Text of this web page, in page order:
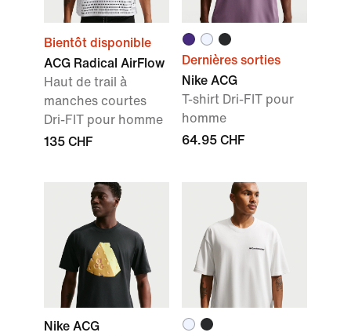
Bientôt disponible
ACG Radical AirFlow
Haut de trail à
manches courtes
Dri-FIT pour homme
135 CHF
Dernières sorties
Nike ACG
T-shirt Dri-FIT pour
homme
64.95 CHF
Nike ACG